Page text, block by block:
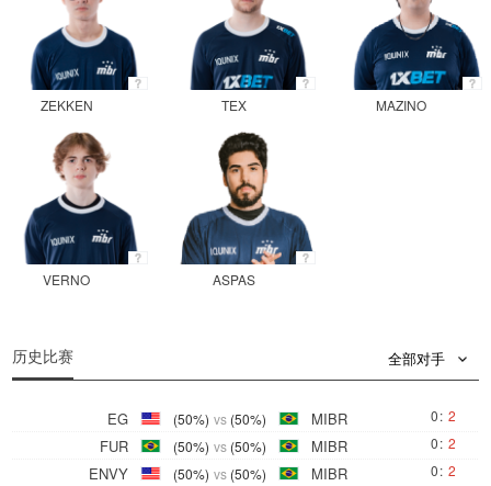
ZEKKEN TEX MAZINO
VERNO ASPAS
历史比赛 全部对手
EG (50%) vs (50%) MIBR 0: 2
FUR (50%) vs (50%) MIBR 0: 2
ENVY (50%) vs (50%) MIBR 0: 2